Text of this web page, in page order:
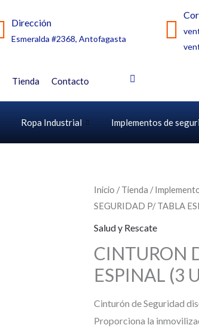
Dirección
Esmeralda #2368, Antofagasta
Tienda Contacto
Ropa Industrial Implementos de
Inicio /Tienda /
SEGURIDAD P/ TABLA
Salud y Rescate
CINTURON
ESPINAL (3
Cinturón de Seguridad
Proporciona la